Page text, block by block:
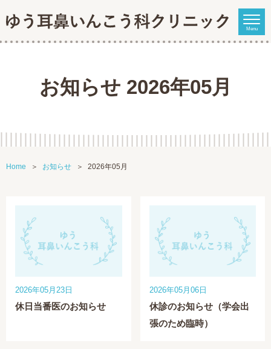
Menu
お知らせ 2026年05月
Home お知らせ 2026年05月
2026年05月23日
休日当番医のお知らせ
2026年05月06日
休診のお知らせ（学会出
張のため臨時）